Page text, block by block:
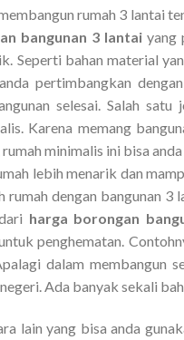
rumah 3 lantai
bangunan 3 lantaiyang
Seperti bahan material
pertimbangkan
selesai. Salah
Karena memang
minimalis ini bisa
lebih menarik dan
rumah dengan bangunan
harga borongan
penghematan.
dalam membangun
Ada banyak sekali
lain yang bisa anda